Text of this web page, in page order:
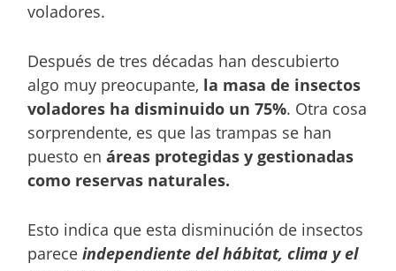
voladores.
Después de tres décadas han descubierto
algo muy preocupante, la masa de insectos
voladores ha disminuido un 75%. Otra cosa
sorprendente, es que las trampas se han
puesto en áreas protegidas y gestionadas
como reservas naturales.
Esto indica que esta disminución de insectos
pareceindependiente del hábitat, clima y el